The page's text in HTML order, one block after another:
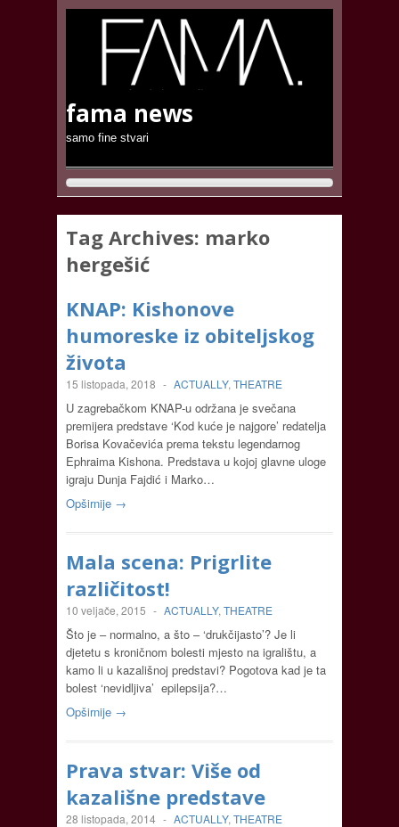
fama news
samo fine stvari
Tag Archives: marko
hergešić
KNAP: Kishonove
humoreske iz obiteljskog
života
15 listopada, 2018 - ACTUALLY, THEATRE
U zagrebačkom KNAP-u održana je svečana
premijera predstave ‘Kod kuće je najgore’ redatelja
Borisa Kovačevića prema tekstu legendarnog
Ephraima Kishona. Predstava u kojoj glavne uloge
igraju Dunja Fajdić i Marko…
Opširnije →
Mala scena: Prigrlite
različitost!
10 veljače, 2015 - ACTUALLY, THEATRE
Što je – normalno, a što – ‘drukčijasto’? Je li
djetetu s kroničnom bolesti mjesto na igralištu, a
kamo li u kazališnoj predstavi? Pogotova kad je ta
bolest ‘nevidljiva’ epilepsija?…
Opširnije →
Prava stvar: Više od
kazališne predstave
28 listopada, 2014 - ACTUALLY, THEATRE